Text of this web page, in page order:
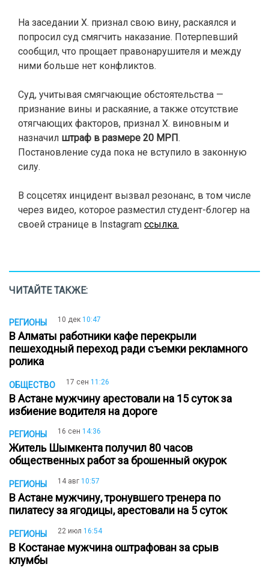
На заседании Х. признал свою вину, раскаялся и
попросил суд смягчить наказание. Потерпевший
сообщил, что прощает правонарушителя и между
ними больше нет конфликтов.
Суд, учитывая смягчающие обстоятельства —
признание вины и раскаяние, а также отсутствие
отягчающих факторов, признал Х. виновным и
назначил штраф в размере 20 МРП.
Постановление суда пока не вступило в законную
силу.
В соцсетях инцидент вызвал резонанс, в том числе
через видео, которое разместил студент-блогер на
своей странице в Instagram ссылка.
ЧИТАЙТЕ ТАКЖЕ:
РЕГИОНЫ 10 дек 10:47
В Алматы работники кафе перекрыли
пешеходный переход ради съемки рекламного
ролика
ОБЩЕСТВО 17 сен 11:26
В Астане мужчину арестовали на 15 суток за
избиение водителя на дороге
РЕГИОНЫ 16 сен 14:36
Житель Шымкента получил 80 часов
общественных работ за брошенный окурок
РЕГИОНЫ 14 авг 10:57
В Астане мужчину, тронувшего тренера по
пилатесу за ягодицы, арестовали на 5 суток
РЕГИОНЫ 22 июл 16:54
В Костанае мужчина оштрафован за срыв
клумбы